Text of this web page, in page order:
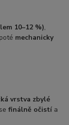
10–12 %),
mechanicky
vrstva zbylé
finálně očistí a